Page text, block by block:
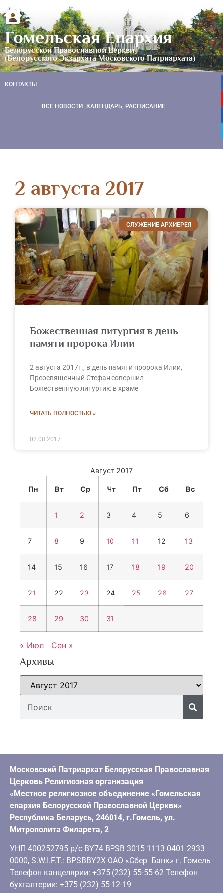
Гомельская Епархия
Белорусской Православной Церкви
(Белорусского Экзархата Московского Патриархата)
КОНТАКТЫ
ВСЕ НОВОСТИ КАЛЕНДАРЬ, РАСПИСАНИЕ
2 августа 2017
СЛУЖЕНИЕ АРХИЕРЕЯ
Божественная литургия в день
памяти пророка Илии
2 августа 2017г., в день памяти пророка Илии,
Преосвященный Стефан совершил
Божественную литургию в храме
ЧИТАТЬ ПОЛНОСТЬЮ »
02.08.2017
Август 2017
Пн Вт Ср Чт Пт Сб Вс
1 2 3 4 5 6
7 8 9 10 11 12 13
14 15 16 17 18 19 20
21 22 23 24 25 26 27
28 29 30 31
« Июл Сен »
Архивы
Московский Патриархат Белорусская Православная
Церковь Религиозная организация
«Местное религиозное объединение «Гомельская
епархия Белорусской Православной Церкви»
Республика Беларусь, 246014, г.Гомель, ул.
Митрополита Филарета, 2
УНП 400252795 р/с BY74 BPSB 3015 1113 0401 2933
0000, S.W.I.F.T.: BPSBBY2X ОАО «Сбер Банк» г. Гомель
Телефон канцелярии: +375 (232) 55-55-62 Телефон
бухгалтерии: +375 (232) 55-12-19